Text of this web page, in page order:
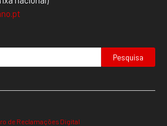
Pesquisa
de Reclamações Digital